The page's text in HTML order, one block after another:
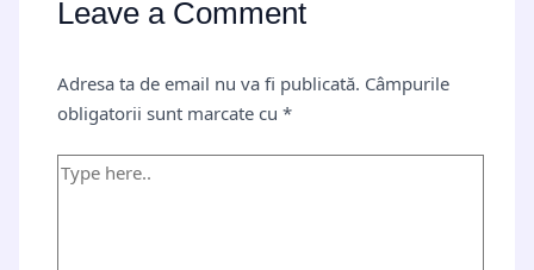
Leave a Comment
Adresa ta de email nu va fi publicată. Câmpurile
obligatorii sunt marcate cu*